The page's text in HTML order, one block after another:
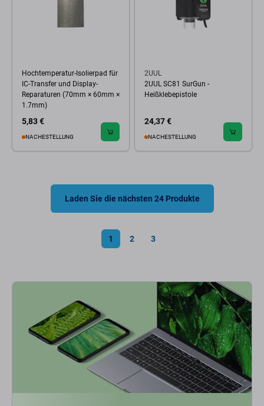
Hochtemperatur-Isolierpad für
IC-Transfer und Display-
Reparaturen (70mm × 60mm ×
1.7mm)
5,83 €
NACHESTELLUNG
2UUL
2UUL SC81 SurGun -
Heißklebepistole
24,37 €
NACHESTELLUNG
Laden Sie die nächsten 24 Produkte
1 2 3